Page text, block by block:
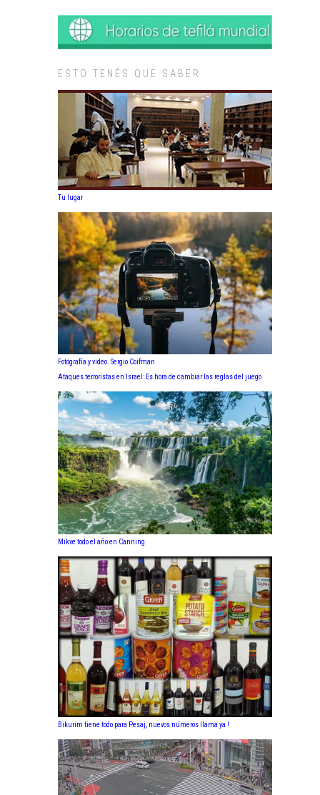
ESTO TENÉS QUE SABER
Tu lugar
Fotógrafía y video. Sergio Coifman
Ataques terroristas en Israel: Es hora de cambiar las reglas del juego
Mikve todo el año en Canning
Bikurim tiene todo para Pesaj, nuevos números llama ya !